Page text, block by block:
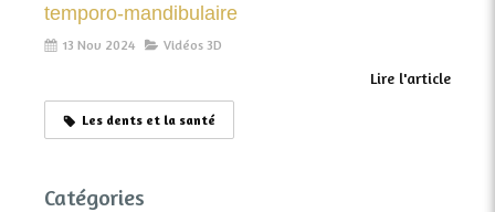
temporo-mandibulaire
13 Nov 2024 Vidéos 3D
Lire l'article
Les dents et la santé
Catégories